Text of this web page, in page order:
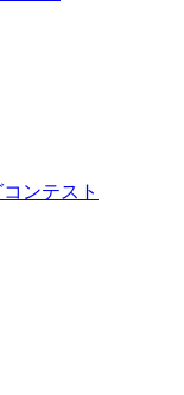
ンテスト